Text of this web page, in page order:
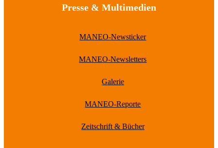
Presse & Multimedien
MANEO-Newsticker
MANEO-Newsletters
Galerie
MANEO-Reporte
Zeitschrift & Bücher